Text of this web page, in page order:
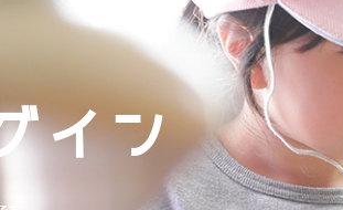
イン